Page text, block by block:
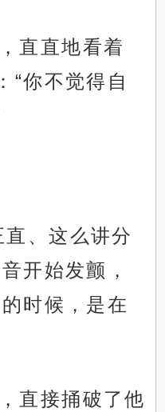
直直地看着
“你不觉得自
、这么讲分
开始发颤，
时候，是在
直接捅破了他